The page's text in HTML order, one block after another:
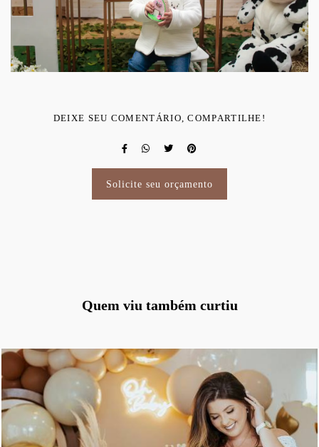
DEIXE SEU COMENTÁRIO, COMPARTILHE!
Solicite seu orçamento
Quem viu também curtiu